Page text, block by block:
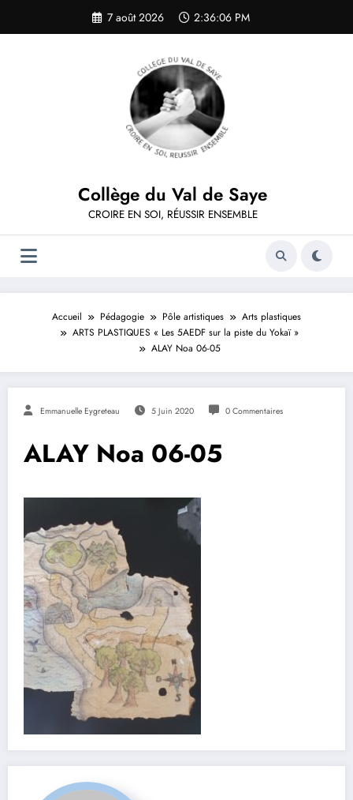
contenu
7 août 2026 2:36:06 PM
Collège du Val de Saye
CROIRE EN SOI, RÉUSSIR ENSEMBLE
Accueil Pédagogie Pôle artistiques
Arts plastiques
ARTS PLASTIQUES « Les 5AEDF sur la piste du Yokaï »
ALAY Noa 06-05
Emmanuelle Eygreteau 5 Juin 2020 0 Commentaires
ALAY Noa 06-05